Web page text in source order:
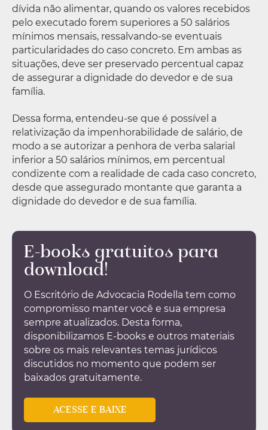
dívida não alimentar, quando os valores recebidos
pelo executado forem superiores a 50 salários
mínimos mensais, ressalvando-se eventuais
particularidades do caso concreto. Em ambas as
situações, deve ser preservado percentual capaz
de assegurar a dignidade do devedor e de sua
família.
Dessa forma, entendeu-se que é possível a
relativização da impenhorabilidade de salário, de
modo a se autorizar a penhora de verba salarial
inferior a 50 salários mínimos, em percentual
condizente com a realidade de cada caso concreto,
desde que assegurado montante que garanta a
dignidade do devedor e de sua família.
E-books gratuitos para
download!
O Escritório de Advocacia Rodella tem como
compromisso manter você e sua empresa
sempre atualizados. Desta forma,
disponibilizamos E-books e outros materiais
sobre os mais relevantes temas jurídicos
discutidos no momento que podem ser
baixados gratuitamente.
ACESSE E BAIXE